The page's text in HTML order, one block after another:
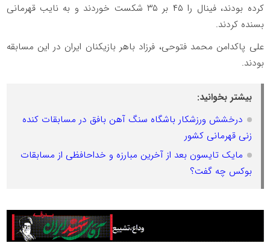
کرده بودند، فینال را ۴۵ بر ۳۵ شکست خوردند و به نایب قهرمانی
بسنده کردند.
علی پاکدامن محمد فتوحی، فرزاد باهر بازیکنان ایران در این مسابقه
بودند‌.
بیشتر بخوانید:
درخشش ورزشکار باشگاه سنگ آهن بافق در مسابقات کنده
زنی قهرمانی کشور
مایک تایسون بعد از آخرین مبارزه و خداحافظی از مسابقات
بوکس چه گفت؟